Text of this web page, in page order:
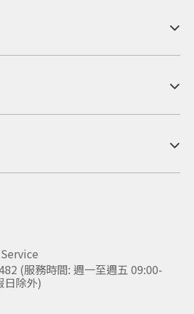
(服務時間: 週一至週五 09:00-
日除外)